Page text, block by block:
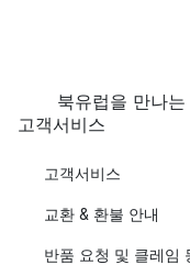
북유럽을 만나
고객서비스
고객서비스
교환 & 환불 안내
반품 요청 및 클레임